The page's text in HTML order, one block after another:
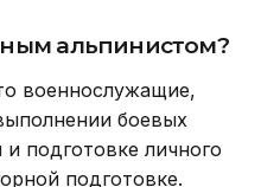
альпинистом?
военнослужащие,
боевых
подготовке личного
подготовке.